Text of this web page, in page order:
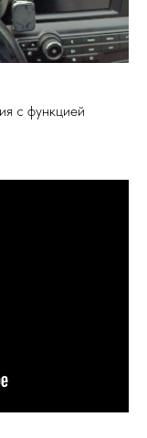
с функцией